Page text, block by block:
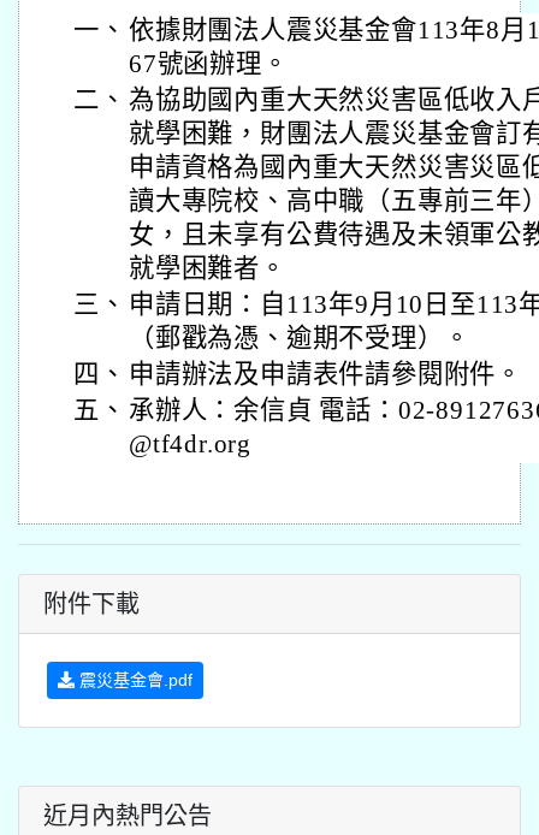
一、 依據財團法人震災基金會113年8月
67號函辦理。
二、 為協助國內重大天然災害區低收入
就學困難，財團法人震災基金會訂
申請資格為國內重大天然災害災區
讀大專院校、高中職（五專前三年
女，且未享有公費待遇及未領軍公
就學困難者。
三、 申請日期：自113年9月10日至113
（郵戳為憑、逾期不受理）。
四、 申請辦法及申請表件請參閱附件。
五、 承辦人：余信貞 電話：02-
@tf4dr.org
附件下載
震災基金會.pdf
近月內熱門公告